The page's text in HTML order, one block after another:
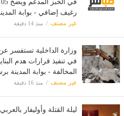
رغيف إضافي - بوابة
غير مصنف منذ 14 دقيقة
وزارة الداخلية تستفسر
في تنفيذ قرارات هدم
المخالفة - بوابة المدينة
غير مصنف منذ 16 دقيقة
ليلة القتلة وأوليفار